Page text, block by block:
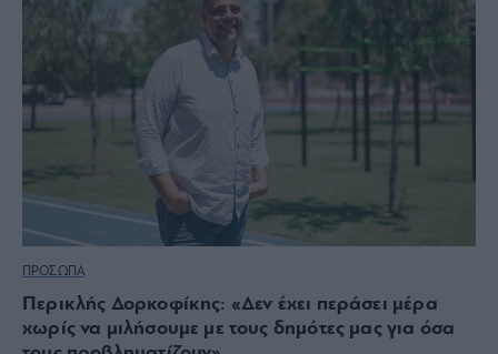
ΠΡΟΣΩΠΑ
Περικλής Δορκοφίκης: «Δεν έχει περάσει μέρα
χωρίς να μιλήσουμε με τους δημότες μας για όσα